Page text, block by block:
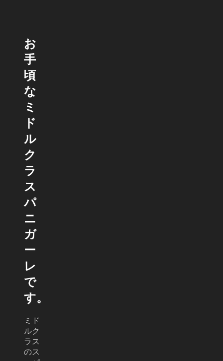
お
手
頃
な
ミ
ド
ル
ク
ラ
ス
パ
ニ
ガ
ー
レ
で
す。
ミド
ルク
ラス
のス